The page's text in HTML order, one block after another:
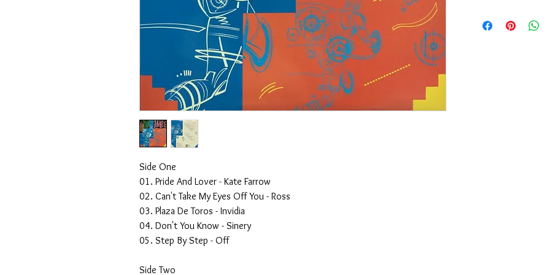
Side One
01. Pride And Lover - Kate Farrow
02. Can't Take My Eyes Off You - Ross
03. Plaza De Toros - Invidia
04. Don't You Know - Sinery
05. Step By Step - Off
Side Two
Sleeve Condition: VG